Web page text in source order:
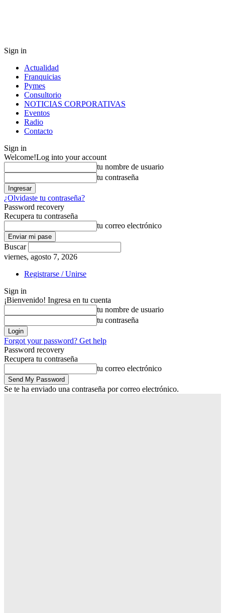
Sign in
Actualidad
Franquicias
Pymes
Consultorio
NOTICIAS CORPORATIVAS
Eventos
Radio
Contacto
Sign in
Welcome!Log into your account
tu nombre de usuario
tu contraseña
¿Olvidaste tu contraseña?
Password recovery
Recupera tu contraseña
tu correo electrónico
Buscar
viernes, agosto 7, 2026
Registrarse / Unirse
Sign in
¡Bienvenido! Ingresa en tu cuenta
tu nombre de usuario
tu contraseña
Forgot your password? Get help
Password recovery
Recupera tu contraseña
tu correo electrónico
Se te ha enviado una contraseña por correo electrónico.